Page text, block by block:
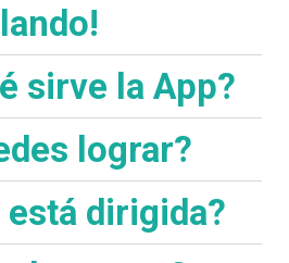
sirve la App?
lograr?
está dirigida?